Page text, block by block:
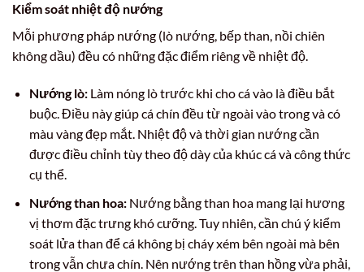
Kiểm soát nhiệt độ nướng
Mỗi phương pháp nướng (lò nướng, bếp than, nồi chiên
không dầu) đều có những đặc điểm riêng về nhiệt độ.
Nướng lò:Làm nóng lò trước khi cho cá vào là điều bắt
buộc. Điều này giúp cá chín đều từ ngoài vào trong và có
màu vàng đẹp mắt. Nhiệt độ và thời gian nướng cần
được điều chỉnh tùy theo độ dày của khúc cá và công thức
cụ thể.
Nướng than hoa:Nướng bằng than hoa mang lại hương
vị thơm đặc trưng khó cưỡng. Tuy nhiên, cần chú ý kiểm
soát lửa than để cá không bị cháy xém bên ngoài mà bên
trong vẫn chưa chín. Nên nướng trên than hồng vừa phải,